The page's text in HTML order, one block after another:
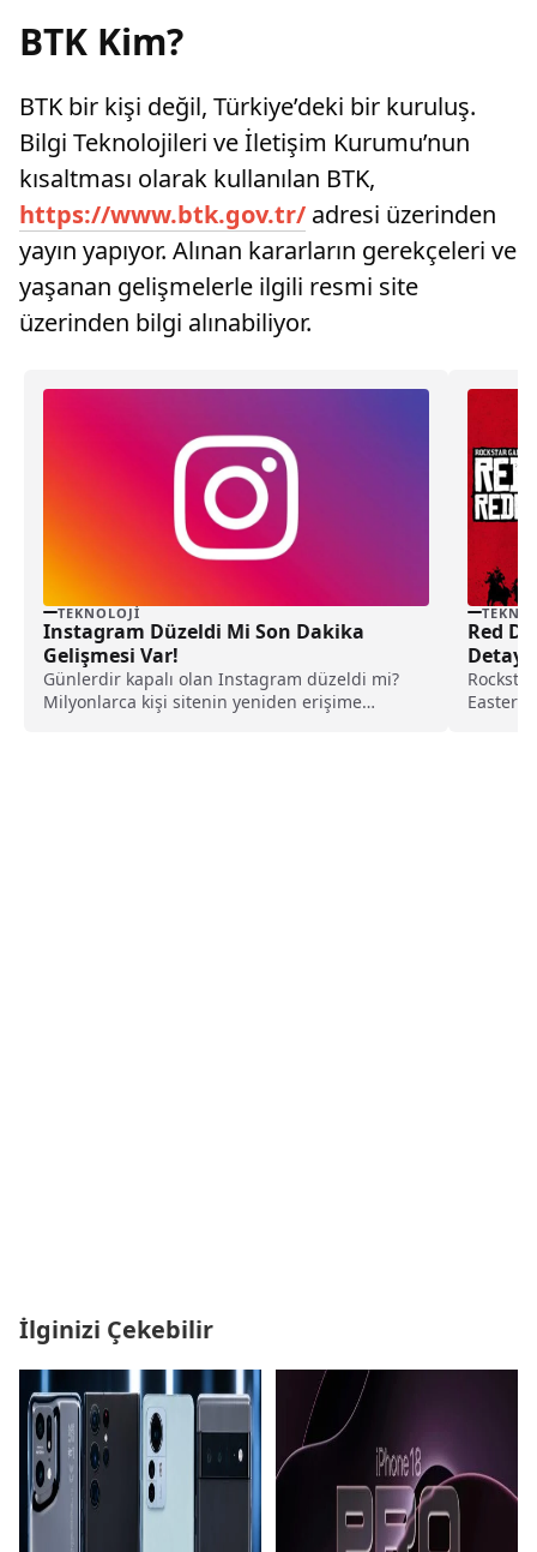
BTK Kim?
BTK bir kişi değil, Türkiye’deki bir kuruluş.
Bilgi Teknolojileri ve İletişim Kurumu’nun
kısaltması olarak kullanılan BTK,
https://www.btk.gov.tr/ adresi üzerinden
yayın yapıyor. Alınan kararların gerekçeleri ve
yaşanan gelişmelerle ilgili resmi site
üzerinden bilgi alınabiliyor.
TEKNOLOJI
Instagram Düzeldi Mi Son Dakika
Gelişmesi Var!
Günlerdir kapalı olan Instagram düzeldi mi?
Milyonlarca kişi sitenin yeniden erişime
Red
Detay
Easter
İlginizi Çekebilir